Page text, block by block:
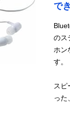
長時間再生が可
軽にワイヤレス
で
のス
ホン
す。
スピ
った